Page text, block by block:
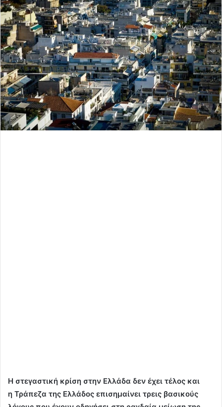
Η στεγαστική κρίση στην Ελλάδα δεν έχει τέλος και
η Τράπεζα της Ελλάδος επισημαίνει τρεις βασικούς